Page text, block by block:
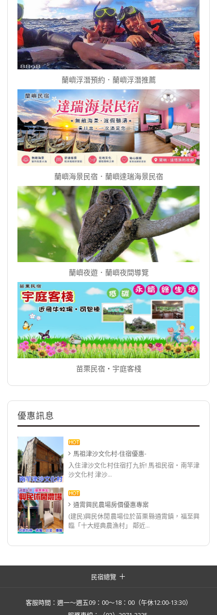
蘭嶼浮潛預約．蘭嶼浮潛推薦
蘭嶼海景民宿．蘭嶼達瑞海景民宿
蘭嶼夜遊．蘭嶼夜間導覽
苗栗民宿‧宇庭客棧
優惠訊息
馬祖津沙文化村-住宿優惠-
入住津沙文化村住宿打九折! 馬祖民宿‧南竿津
沙文化村 津沙...
通霄興民農場房價優惠專案
(建民)興民休閒農場位於苗栗縣通霄鎮，福至興
臨「十大經典農漁村」 鄰近...
民宿總覽
客服時間：週一～週五09：00～18：00（午休12:00-13:30）